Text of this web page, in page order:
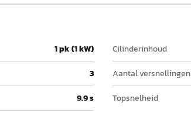
1 pk (1 kW) Cilinderinhoud
3 Aantal versnellingen
9.9 s Topsnelheid